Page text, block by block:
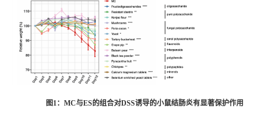
图1：MC与ES的组合对DSS诱导的小鼠结肠炎有显著保护作用